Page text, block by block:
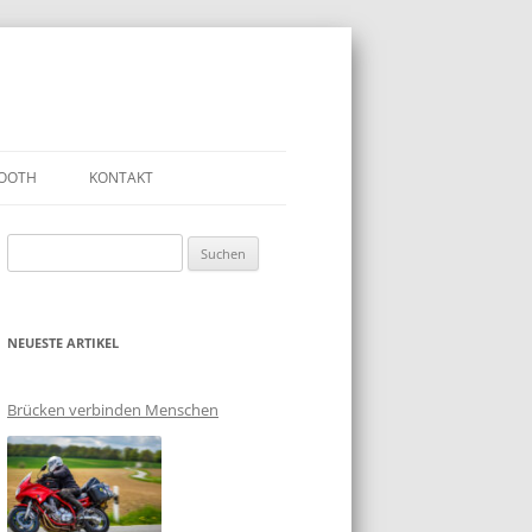
KONTAKT
nach:
NEUESTE ARTIKEL
Brücken verbinden Menschen